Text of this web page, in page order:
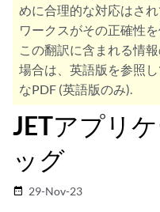
めに合理的な対応はさ
ワークスがその正確性
この翻訳に含まれる情
場合は、英語版を参照
なPDF (英語版のみ).
JETアプリ
ッグ
date_range 29-Nov-23